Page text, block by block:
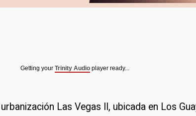
Getting yourTrinity Audio player ready...
urbanización Las Vegas II, ubicada en Los